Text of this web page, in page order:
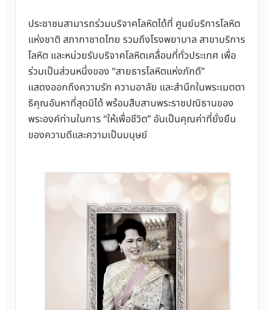
ประชาชนสามารถร่วมบริจาคโลหิตได้ที่ ศูนย์บริการโลหิต
แห่งชาติ สภากาชาดไทย รวมถึงโรงพยาบาล สาขาบริการ
โลหิต และหน่วยรับบริจาคโลหิตเคลื่อนที่ทั่วประเทศ เพื่อ
ร่วมเป็นส่วนหนึ่งของ “สายธารโลหิตแห่งภักดี”
แสดงออกถึงความรัก ความอาลัย และสำนึกในพระเมตตา
ธิคุณอันหาที่สุดมิได้ พร้อมสืบสานพระราชปณิธานของ
พระองค์ท่านในการ “ให้เพื่อชีวิต” อันเป็นคุณค่าที่ยั่งยืน
ของความดีและความเป็นมนุษย์